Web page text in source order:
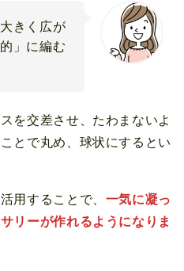
きく広が
」に編む
を交差させ、たわまないよ
とで丸め、球状にするとい
用することで、 一気に凝っ
リーが作れるようになりま